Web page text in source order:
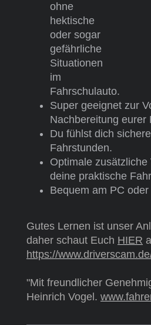
ohne
hektische
oder sogar
gefährliche
Situationen
im
Fahrschulauto.
Super geeignet zur
Nachbereitung eurer
Du fühlst dich
Fahrstunden.
Optimale
deine praktische
Bequem am PC
Gutes Lernen ist unser
daher schaut Euch HIER
https://
"Mit freundlicher
Heinrich Vogel.